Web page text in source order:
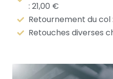
: 21,00 €
Retournement du col
Retouches diverses